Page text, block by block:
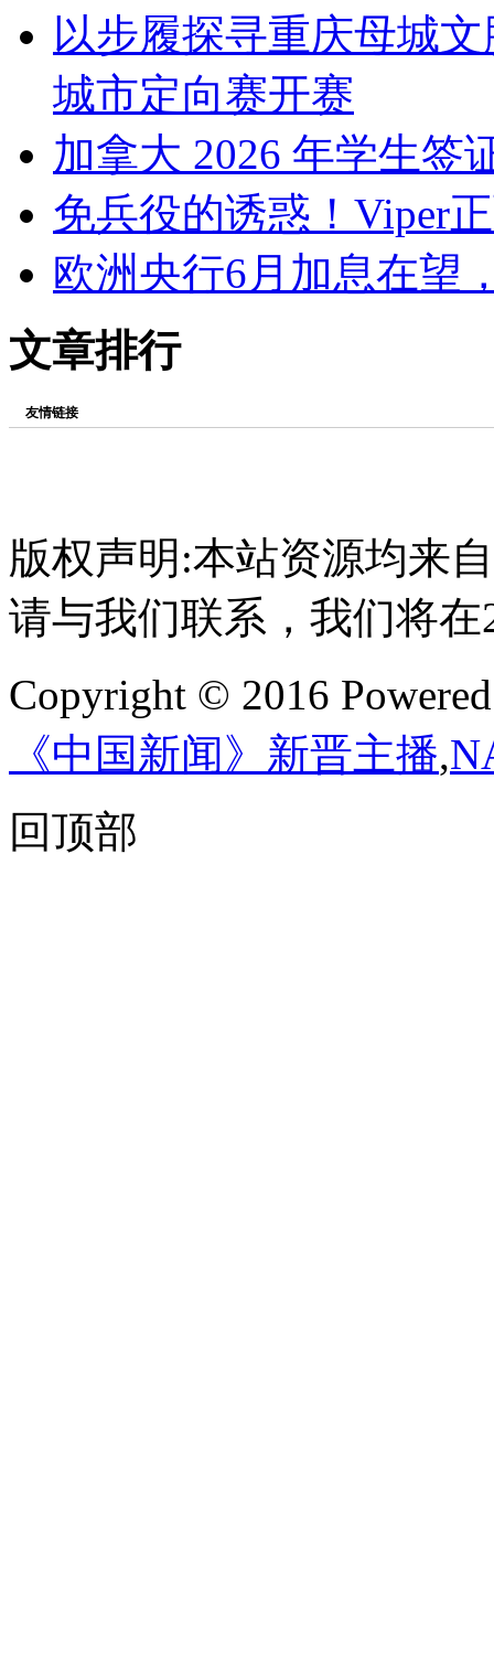
以步履探寻重庆母城
城市定向赛开赛
加拿大 2026 年学生签
免兵役的诱惑！Viper
欧洲央行6月加息在望
文章排行
友情链接
版权声明:本站资源均来
请与我们联系，我们将
Copyright © 2016
《中国新闻》新晋主播,
回顶部